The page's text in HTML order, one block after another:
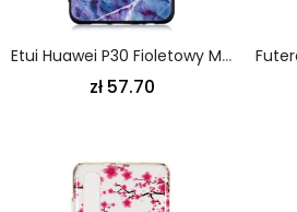
Etui Huawei P30 Fioletowy Marmur
zł 57.70